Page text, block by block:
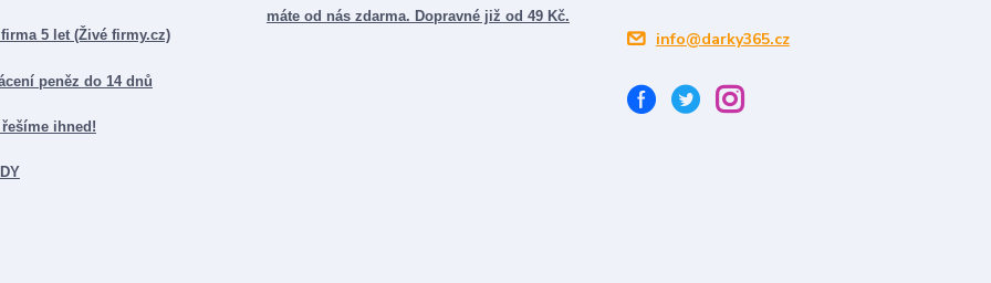
5 let (Živé firmy.cz)
peněz do 14 dnů
ihned!
máte od nás zdarma. Dopravné již od 49 Kč.
info@darky365.cz